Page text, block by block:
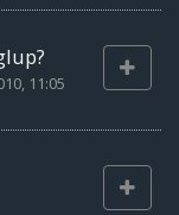
11:05